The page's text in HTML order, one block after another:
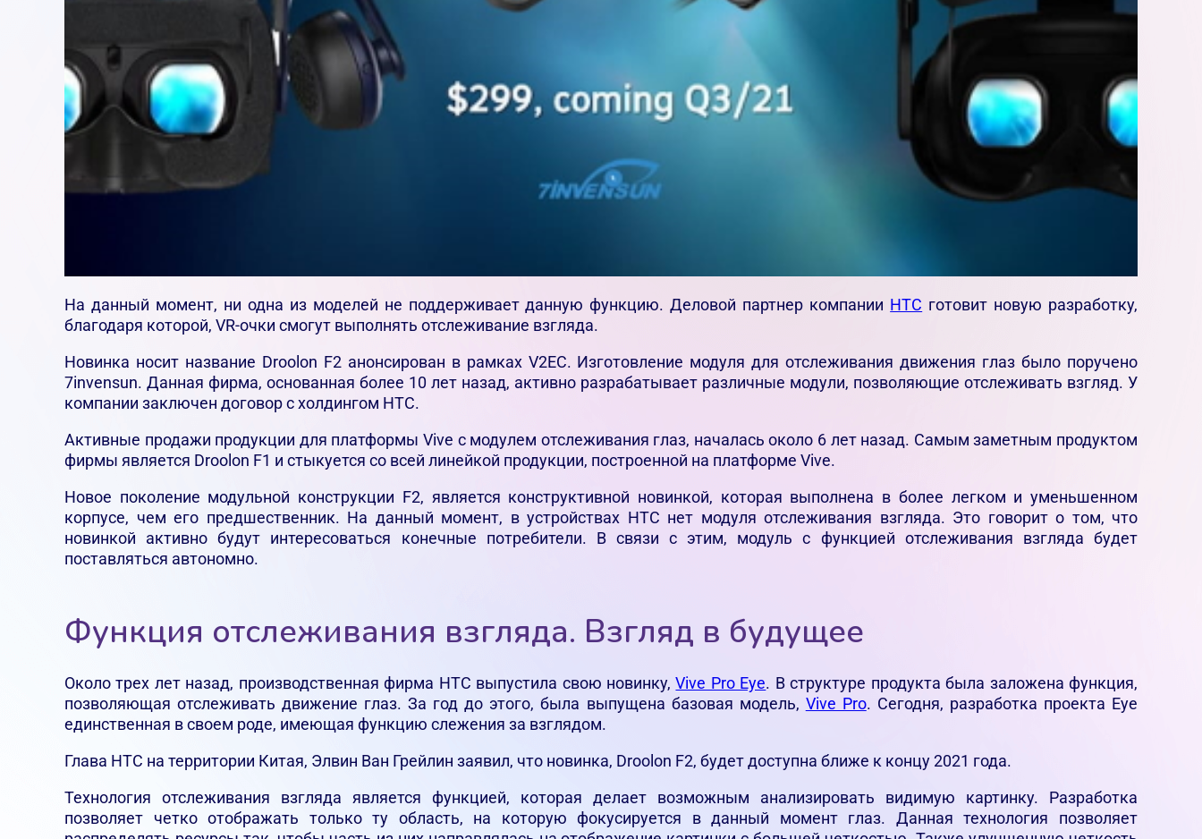
На данный момент, ни одна из моделей не поддерживает данную функцию. Деловой партнер компании HTC готовит новую разработку,
благодаря которой, VR-очки смогут выполнять отслеживание взгляда.
Новинка носит название Droolon F2 анонсирован в рамках V2EC. Изготовление модуля для отслеживания движения глаз было поручено
7invensun. Данная фирма, основанная более 10 лет назад, активно разрабатывает различные модули, позволяющие отслеживать взгляд. У
компании заключен договор с холдингом HTC.
Активные продажи продукции для платформы Vive с модулем отслеживания глаз, началась около 6 лет назад. Самым заметным продуктом
фирмы является Droolon F1 и стыкуется со всей линейкой продукции, построенной на платформе Vive.
Новое поколение модульной конструкции F2, является конструктивной новинкой, которая выполнена в более легком и уменьшенном
корпусе, чем его предшественник. На данный момент, в устройствах HTC нет модуля отслеживания взгляда. Это говорит о том, что
новинкой активно будут интересоваться конечные потребители. В связи с этим, модуль с функцией отслеживания взгляда будет
поставляться автономно.
Функция отслеживания взгляда. Взгляд в будущее
Около трех лет назад, производственная фирма HTC выпустила свою новинку,Vive Pro Eye. В структуре продукта была заложена функция,
позволяющая отслеживать движение глаз. За год до этого, была выпущена базовая модель, Vive Pro. Сегодня, разработка проекта Eye
единственная в своем роде, имеющая функцию слежения за взглядом.
Глава HTC на территории Китая, Элвин Ван Грейлин заявил, что новинка, Droolon F2, будет доступна ближе к концу 2021 года.
Технология отслеживания взгляда является функцией, которая делает возможным анализировать видимую картинку. Разработка
позволяет четко отображать только ту область, на которую фокусируется в данный момент глаз. Данная технология позволяет